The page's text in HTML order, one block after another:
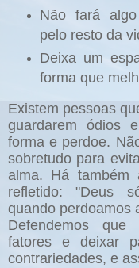
Não fará
pelo resto da
Deixa um
forma que
Existem pessoas
guardarem ódios
forma e perdoe.
sobretudo para
alma. Há também
refletido: "Deus
quando perdoamos
Defendemos
fatores e deixar
contrariedades, e